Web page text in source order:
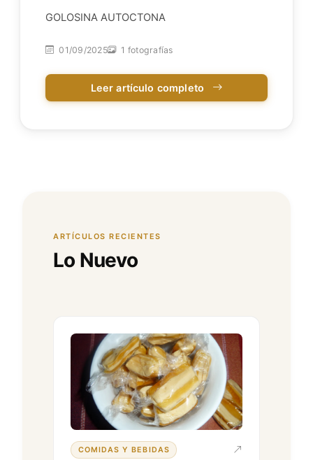
GOLOSINA AUTOCTONA
01/09/2025 1 fotografías
Leer artículo completo
ARTÍCULOS RECIENTES
Lo Nuevo
COMIDAS Y BEBIDAS